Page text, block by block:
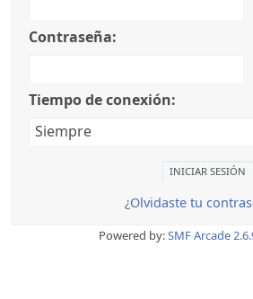
Contraseña:
Tiempo de conexión:
¿Olvidaste tu
Powered by:SMF Arcade